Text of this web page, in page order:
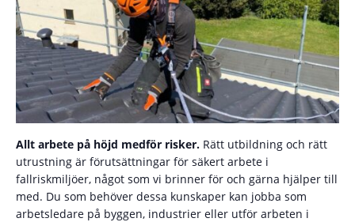
Allt arbete på höjd medför risker. Rätt utbildning och rätt
utrustning är förutsättningar för säkert arbete i
fallriskmiljöer, något som vi brinner för och gärna hjälper till
med. Du som behöver dessa kunskaper kan jobba som
arbetsledare på byggen, industrier eller utför arbeten i